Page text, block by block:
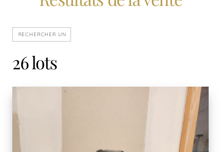
26 lots